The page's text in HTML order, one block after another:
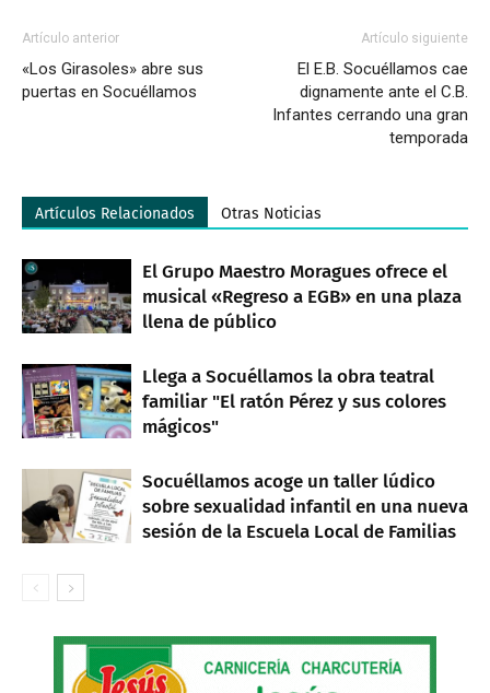
Artículo anterior
«Los Girasoles» abre sus
puertas en Socuéllamos
Artículo siguiente
El E.B. Socuéllamos cae
dignamente ante el C.B.
Infantes cerrando una gran
temporada
Artículos Relacionados Otras Noticias
El Grupo Maestro Moragues ofrece el
musical «Regreso a EGB» en una plaza
llena de público
Llega a Socuéllamos la obra teatral
familiar "El ratón Pérez y sus colores
mágicos"
Socuéllamos acoge un taller lúdico
sobre sexualidad infantil en una nueva
sesión de la Escuela Local de Familias